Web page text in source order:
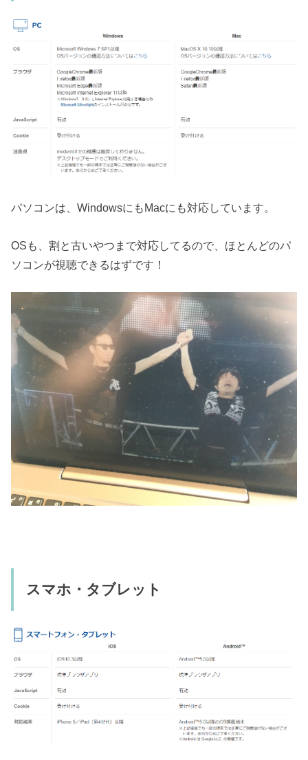
パソコンは、WindowsにもMacにも対応しています。
OSも、割と古いやつまで対応してるので、ほとんどのパ
ソコンが視聴できるはずです！
スマホ・タブレット